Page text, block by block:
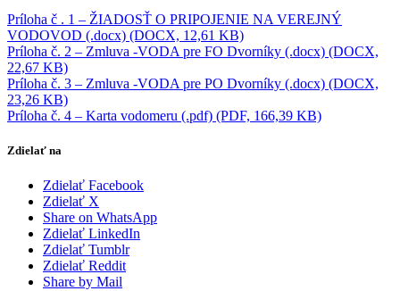
Príloha č . 1 – ŽIADOSŤ O PRIPOJENIE NA VEREJNÝ
VODOVOD (.docx) (DOCX, 12,61 KB)
Príloha č. 2 – Zmluva -VODA pre FO Dvorníky (.docx) (DOCX,
22,67 KB)
Príloha č. 3 – Zmluva -VODA pre PO Dvorníky (.docx) (DOCX,
23,26 KB)
Príloha č. 4 – Karta vodomeru (.pdf) (PDF, 166,39 KB)
Zdielať na
Zdielať Facebook
Zdielať X
Share on WhatsApp
Zdielať LinkedIn
Zdielať Tumblr
Zdielať Reddit
Share by Mail